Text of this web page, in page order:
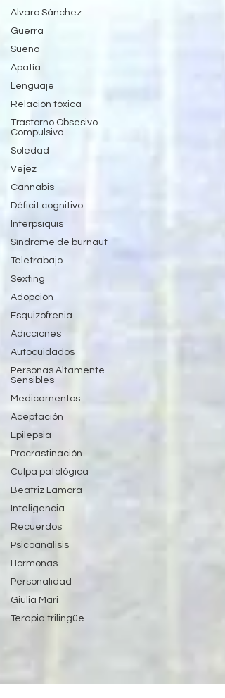
Alvaro Sánchez
Guerra
Sueño
Apatía
Lenguaje
Relación tóxica
Trastorno Obsesivo
Compulsivo
Soledad
Vejez
Cannabis
Déficit cognitivo
Interpsiquis
Síndrome de burnaut
Teletrabajo
Sexting
Adopción
Esquizofrenia
Adicciones
Autocuidados
Personas Altamente
Sensibles
Medicamentos
Aceptación
Epilepsia
Procrastinación
Culpa patológica
Beatriz Lamora
Inteligencia
Recuerdos
Psicoanálisis
Hormonas
Personalidad
Giulia Mari
Terapia trilingüe